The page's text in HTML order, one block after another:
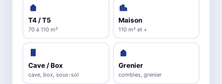
T4 / T5
70 à 110 m²
Maison
110 m² et +
Cave / Box
cave, box, sous-sol
Grenier
combles, grenier